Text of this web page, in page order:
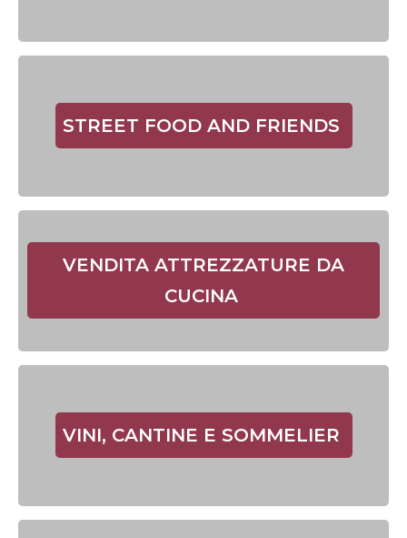
STREET FOOD AND FRIENDS
VENDITA ATTREZZATURE DA
CUCINA
VINI, CANTINE E SOMMELIER